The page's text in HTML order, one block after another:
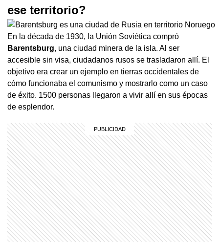
ese territorio?
En la década de 1930, la Unión Soviética compró
Barentsburg, una ciudad minera de la isla. Al ser
accesible sin visa, ciudadanos rusos se trasladaron allí. El
objetivo era crear un ejemplo en tierras occidentales de
cómo funcionaba el comunismo y mostrarlo como un caso
de éxito. 1500 personas llegaron a vivir allí en sus épocas
de esplendor.